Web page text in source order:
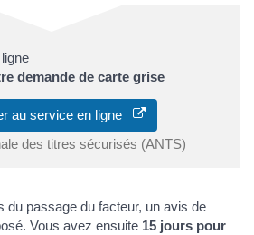
demande de carte grise
au service en ligne
des titres sécurisés (ANTS)
du passage du facteur, un avis de
Vous avez ensuite 15 jours pour